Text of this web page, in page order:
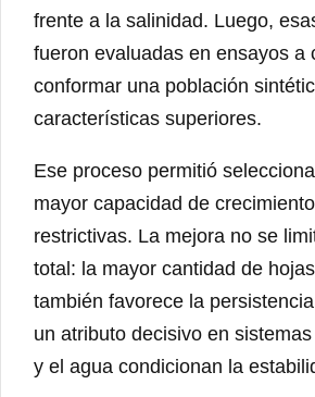
frente a la salinidad. Luego,
fueron evaluadas en ensayos a
conformar una población
características superiores.
Ese proceso permitió
mayor capacidad de
restrictivas. La mejora no se
total: la mayor cantidad de
también favorece la
un atributo decisivo en
y el agua condicionan la